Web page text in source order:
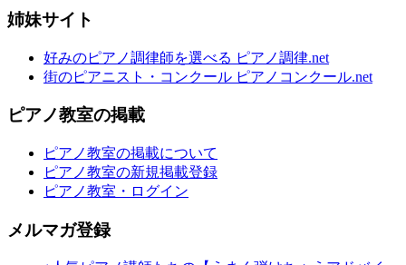
姉妹サイト
好みのピアノ調律師を選べる ピアノ調律.net
街のピアニスト・コンクール ピアノコンクール.net
ピアノ教室の掲載
ピアノ教室の掲載について
ピアノ教室の新規掲載登録
ピアノ教室・ログイン
メルマガ登録